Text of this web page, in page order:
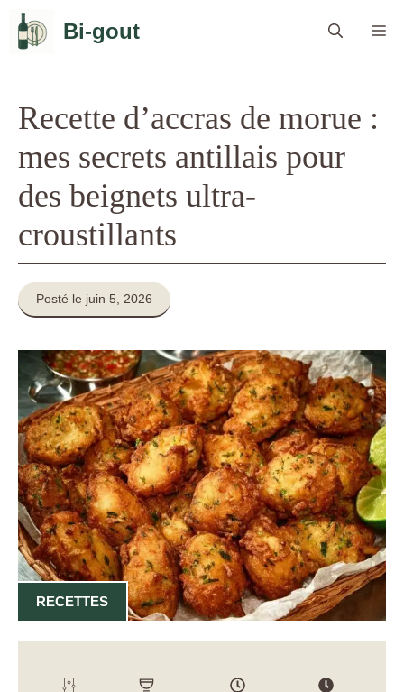
Aller
contenu
Bi-gout
Recette d’accras de morue :
mes secrets antillais pour
des beignets ultra-
croustillants
Posté le juin 5, 2026
RECETTES